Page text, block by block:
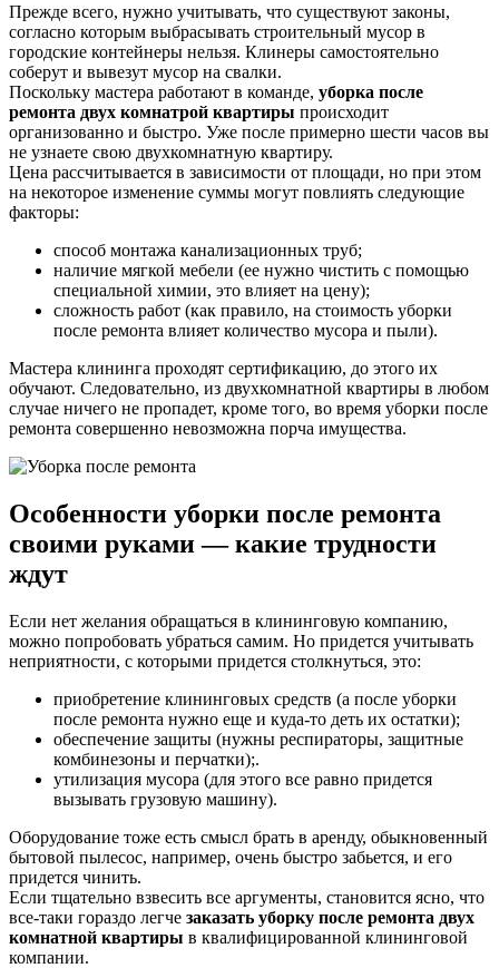
Прежде всего, нужно учитывать, что существуют законы,
согласно которым выбрасывать строительный мусор в
городские контейнеры нельзя. Клинеры самостоятельно
соберут и вывезут мусор на свалки.
Поскольку мастера работают в команде, уборка после
ремонта двух комнатрой квартиры происходит
организованно и быстро. Уже после примерно шести часов вы
не узнаете свою двухкомнатную квартиру.
Цена рассчитывается в зависимости от площади, но при этом
на некоторое изменение суммы могут повлиять следующие
факторы:
способ монтажа канализационных труб;
наличие мягкой мебели (ее нужно чистить с помощью
специальной химии, это влияет на цену);
сложность работ (как правило, на стоимость уборки
после ремонта влияет количество мусора и пыли).
Мастера клининга проходят сертификацию, до этого их
обучают. Следовательно, из двухкомнатной квартиры в любом
случае ничего не пропадет, кроме того, во время уборки после
ремонта совершенно невозможна порча имущества.
Особенности уборки после ремонта
своими руками — какие трудности
ждут
Если нет желания обращаться в клининговую компанию,
можно попробовать убраться самим. Но придется учитывать
неприятности, с которыми придется столкнуться, это:
приобретение клининговых средств (а после уборки
после ремонта нужно еще и куда-то деть их остатки);
обеспечение защиты (нужны респираторы, защитные
комбинезоны и перчатки);.
утилизация мусора (для этого все равно придется
вызывать грузовую машину).
Оборудование тоже есть смысл брать в аренду, обыкновенный
бытовой пылесос, например, очень быстро забьется, и его
придется чинить.
Если тщательно взвесить все аргументы, становится ясно, что
все-таки гораздо легче заказать уборку после ремонта двух
комнатной квартиры в квалифицированной клининговой
компании.